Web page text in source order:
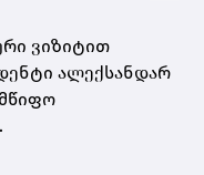
ვიზიტით
ალექსანდარ